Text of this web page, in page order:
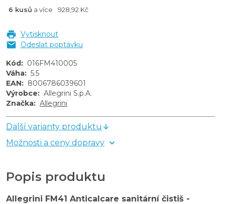
6 kusů a více 928,92 Kč
Vytisknout
Odeslat poptávku
Kód: 016FM410005
Váha: 5.5
EAN: 8006786039601
Výrobce: Allegrini S.p.A.
Značka: Allegrini
Další varianty produktu
Možnosti a ceny dopravy
Popis produktu
Allegrini FM41 Anticalcare sanitární čistiš -